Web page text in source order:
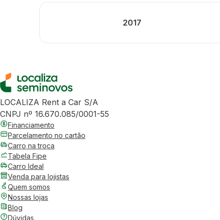
2017
LOCALIZA Rent a Car S/A
CNPJ nº 16.670.085/0001-55
Financiamento
Parcelamento no cartão
Carro na troca
Tabela Fipe
Carro Ideal
Venda para lojistas
Quem somos
Nossas lojas
Blog
Dúvidas